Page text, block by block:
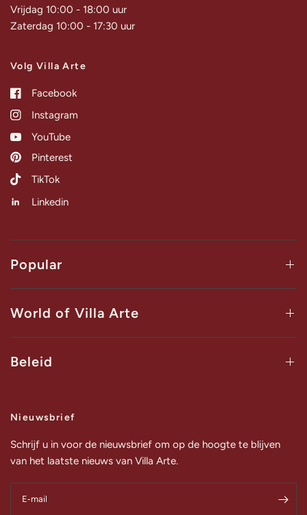
Vrijdag 10:00 - 18:00 uur
Zaterdag 10:00 - 17:30 uur
Volg Villa Arte
Facebook
Instagram
YouTube
Pinterest
TikTok
Linkedin
Popular
World of Villa Arte
Beleid
Nieuwsbrief
Schrijf u in voor de nieuwsbrief om op de hoogte te blijven
van het laatste nieuws van Villa Arte.
E‑mail